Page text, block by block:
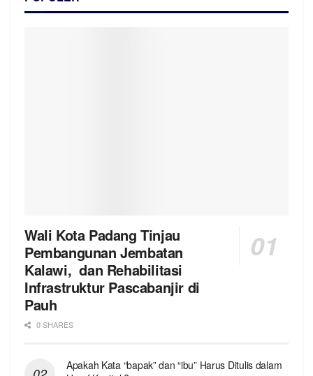
Wali Kota Padang Tinjau
Pembangunan Jembatan
Kalawi, dan Rehabilitasi
Infrastruktur Pascabanjir di
Pauh
0 SHARES
Apakah Kata “bapak” dan “ibu” Harus Ditulis dalam